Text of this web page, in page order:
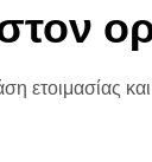
ετοιμασίας